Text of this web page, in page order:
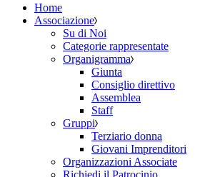
Home
Associazione
Su di Noi
Categorie rappresentate
Organigramma
Giunta
Consiglio direttivo
Assemblea
Staff
Gruppi
Terziario donna
Giovani Imprenditori
Organizzazioni Associate
Richiedi il Patrocinio